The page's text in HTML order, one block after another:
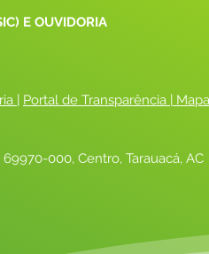
E OUVIDORIA
| Portal de Transparência |
000, Centro, Tarauacá, AC